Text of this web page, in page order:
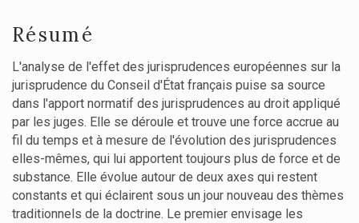
Résumé
L'analyse de l'effet des jurisprudences européennes sur la
jurisprudence du Conseil d'État français puise sa source
dans l'apport normatif des jurisprudences au droit appliqué
par les juges. Elle se déroule et trouve une force accrue au
fil du temps et à mesure de l'évolution des jurisprudences
elles-mêmes, qui lui apportent toujours plus de force et de
substance. Elle évolue autour de deux axes qui restent
constants et qui éclairent sous un jour nouveau des thèmes
traditionnels de la doctrine. Le premier envisage les